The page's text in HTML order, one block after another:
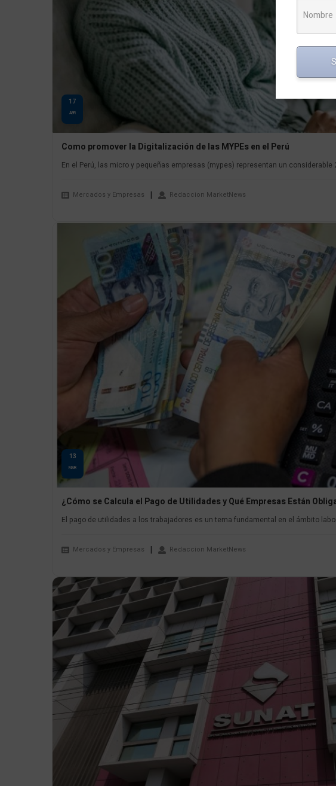
17
ABR
Como promover la Digitalización de las MYPEs en el Perú
En el Perú, las micro y pequeñas empresas (mypes) representan un considerable
Mercados y Empresas Redaccion MarketNews
13
MAR
¿Cómo se Calcula el Pago de Utilidades y Qué Empresas Están
El pago de utilidades a los trabajadores es un tema fundamental en el ámbito
Mercados y Empresas Redaccion MarketNews